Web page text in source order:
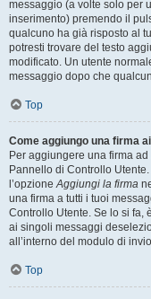
messaggio (a volte solo per
inserimento) premendo il
qualcuno ha già risposto al
potresti trovare del testo
modificato. Un utente
messaggio dopo che
Top
Come aggiungo una firma
Per aggiungere una firma
Pannello di Controllo
l’opzioneAggiungi la firma
una firma a tutti i tuoi
Controllo Utente. Se lo si fa,
ai singoli messaggi
all’interno del modulo di
Top